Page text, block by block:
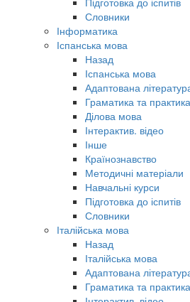
Словники
Інформатика
Іспанська мова
Назад
Іспанська мова
Адаптована
Граматика та практика
Ділова мова
Інтерактив. відео
Інше
Країнознавство
Методичні матеріали
Навчальні курси
Підготовка до іспитів
Словники
Італійська мова
Назад
Італійська мова
Адаптована
Граматика та практика